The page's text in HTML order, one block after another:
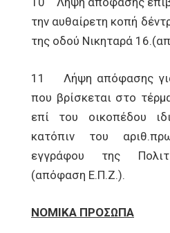
την αυθαίρετη κοπή
της οδού Νικηταρά
11 Λήψη απόφασης
που βρίσκεται στο
επί του οικοπέδου
κατόπιν του
εγγράφου της
(απόφαση Ε.Π.Ζ.).
ΝΟΜΙΚΑ ΠΡΟΣΩΠΑ